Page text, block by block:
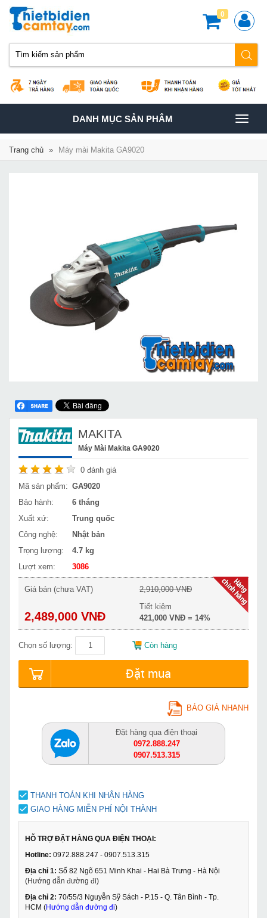
0
TOGGLE
NAVIGATION
DANH MỤC SẢN PHÂM
Trang chủ » Máy mài Makita GA9020
MAKITA
Máy Mài Makita GA9020
0 đánh giá
Mã sản phẩm: GA9020
Bảo hành:
6 tháng
Xuất xứ:
Trung quốc
Công nghệ:
Nhật bản
Trọng lượng:
4.7 kg
Lượt xem:
3086
Giá bán (chưa VAT)
2,489,000 VNĐ
2,910,000 VNĐ
Tiết kiệm
421,000 VNĐ = 14%
Chọn số lượng: Còn hàng
Đặt mua
BÁO GIÁ NHANH
Đặt hàng qua điện thoại
0972.888.247
0907.513.315
THANH TOÁN KHI NHẬN HÀNG
GIAO HÀNG MIỄN PHÍ NỘI THÀNH
HỖ TRỢ ĐẶT HÀNG QUA ĐIỆN THOẠI:
Hotline: 0972.888.247 - 0907.513.315
Địa chỉ 1: Số 82 Ngõ 651 Minh Khai - Hai Bà Trưng - Hà Nội
(Hướng dẫn đường đi)
Địa chỉ 2: 70/55/3 Nguyễn Sỹ Sách - P.15 - Q. Tân Bình - Tp.
HCM (Hướng dẫn đường đi)